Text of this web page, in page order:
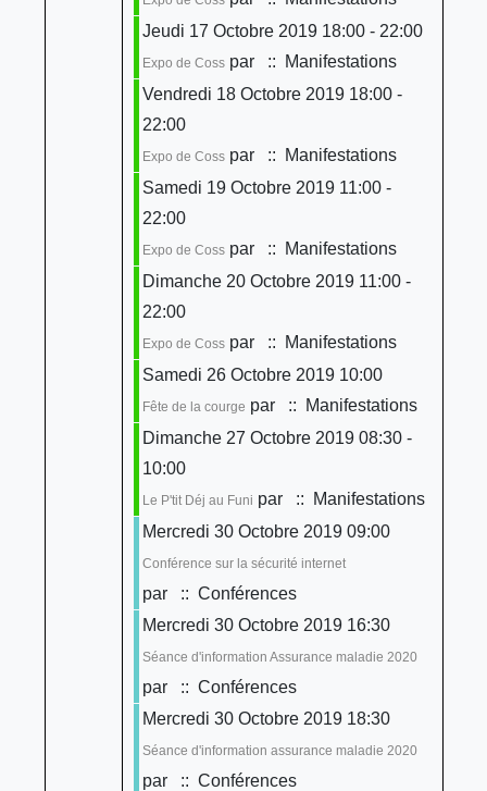
Jeudi 17 Octobre 2019 18:00 - 22:00
Expo de Cosspar
:: Manifestations
Vendredi 18 Octobre 2019 18:00 -
22:00
Expo de Cosspar
:: Manifestations
Samedi 19 Octobre 2019 11:00 -
22:00
Expo de Cosspar
:: Manifestations
Dimanche 20 Octobre 2019 11:00 -
22:00
Expo de Cosspar
:: Manifestations
Samedi 26 Octobre 2019 10:00
Fête de la courge par
:: Manifestations
Dimanche 27 Octobre 2019 08:30 -
10:00
Le P'tit Déj au Funi par
:: Manifestations
Mercredi 30 Octobre 2019 09:00
Conférence sur la sécurité internet
par
:: Conférences
Mercredi 30 Octobre 2019 16:30
Séance d'information Assurance maladie 2020
par
:: Conférences
Mercredi 30 Octobre 2019 18:30
Séance d'information assurance maladie 2020
par
:: Conférences